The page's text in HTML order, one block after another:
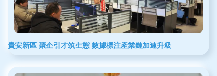
貴安新區 聚企引才筑生態 數據標注產業鏈加速升級